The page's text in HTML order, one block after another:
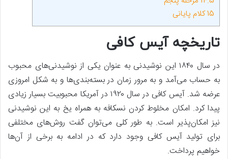
15کلام پایانی
تاریخچه آیس کافی
در سال ۱۸۴۰ این نوشیدنی به عنوان یکی از نوشیدنی‌های محبوب
به حساب می‌آمد و به مرور زمان در بسته‌بندی‌ها و به شکل امروزی
عرضه شد. آیس کافی در سال ۱۹۲۰ در آمریکا محبوبیت بسیار زیادی
پیدا کرد. امکان مخلوط کردن نسکافه به همراه یخ به این نوشیدنی
نیز امکان‌پذیر است. به طور کلی می‌توان گفت روش‌های مختلفی
برای تولید آیس کافی وجود دارد که در ادامه به برخی از آن‌ها
خواهیم پرداخت.